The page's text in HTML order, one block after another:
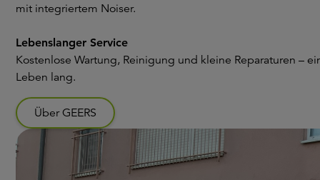
mit integriertem Noiser.
Lebenslanger Service
Kostenlose Wartung, Reinigung und kleine Reparaturen –
Leben lang.
Über GEERS